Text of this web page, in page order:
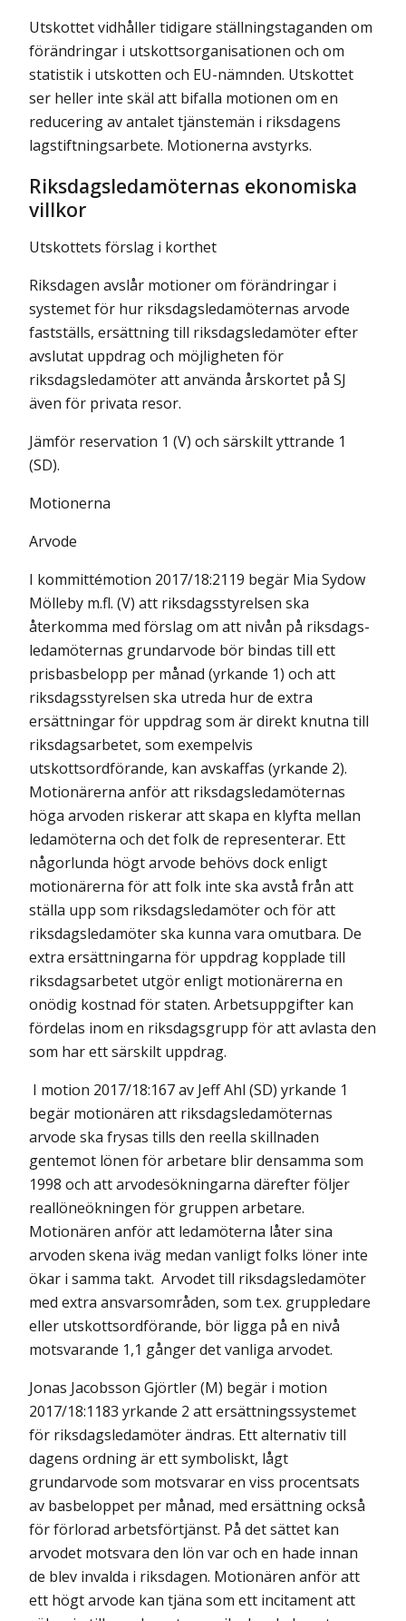
Utskottet vidhåller tidigare ställningstaganden om
förändringar i utskotts­organisationen och om
statistik i utskotten och EU-nämnden. Utskottet
ser heller inte skäl att bifalla motionen om en
reducering av antalet tjänstemän i riksdagens
lagstiftningsarbete. Motionerna avstyrks.
Riksdagsledamöternas ekonomiska
villkor
Utskottets förslag i korthet
Riksdagen avslår motioner om förändringar i
systemet för hur riksdagsledamöternas arvode
fastställs, ersättning till riksdagsleda­möter efter
avslutat uppdrag och möjligheten för
riksdagsledamöter att använda årskortet på SJ
även för privata resor.
Jämför reservation 1 (V) och särskilt yttrande 1
(SD).
Motionerna
Arvode
I kommittémotion 2017/18:2119 begär Mia Sydow
Mölleby m.fl. (V) att riksdagsstyrelsen ska
återkomma med förslag om att nivån på riksdags­
leda­möternas grundarvode bör bindas till ett
prisbasbelopp per månad (yrkande 1) och att
riksdagsstyrelsen ska utreda hur de extra
ersättningar för uppdrag som är direkt knutna till
riksdagsarbetet, som exempelvis
utskottsordförande, kan avskaffas (yrkande 2).
Motionärerna anför att riksdagsledamöternas
höga arvoden riskerar att skapa en klyfta mellan
ledamöterna och det folk de representerar. Ett
någor­lunda högt arvode behövs dock enligt
motionärerna för att folk inte ska avstå från att
ställa upp som riksdagsledamöter och för att
riksdagsledamöter ska kunna vara omutbara. De
extra ersättningarna för uppdrag kopplade till
riksdagsarbetet utgör enligt motionärerna en
onödig kostnad för staten. Arbets­uppgifter kan
fördelas inom en riksdagsgrupp för att avlasta den
som har ett särskilt uppdrag.
I motion 2017/18:167 av Jeff Ahl (SD) yrkande 1
begär motionären att riksdags­ledamöternas
arvode ska frysas tills den reella skillnaden
gentemot lönen för arbetare blir densamma som
1998 och att arvodesökningarna därefter följer
real­löneökningen för gruppen arbetare.
Motionären anför att ledamöterna låter sina
arvoden skena iväg medan vanligt folks löner inte
ökar i samma takt. Arvodet till riksdagsledamöter
med extra ansvarsområden, som t.ex. grupp­ledare
eller utskottsordförande, bör ligga på en nivå
motsvarande 1,1 gånger det vanliga arvodet.
Jonas Jacobsson Gjörtler (M) begär i motion
2017/18:1183 yrkande 2 att ersättningssystemet
för riksdagsledamöter ändras. Ett alternativ till
dagens ordning är ett symboliskt, lågt
grundarvode som motsvarar en viss procentsats
av basbeloppet per månad, med ersättning också
för förlorad arbetsförtjänst. På det sättet kan
arvodet motsvara den lön var och en hade innan
de blev invalda i riksdagen. Motionären anför att
ett högt arvode kan tjäna som ett incitament att